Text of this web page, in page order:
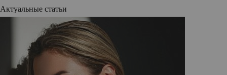
Актуальные статьи